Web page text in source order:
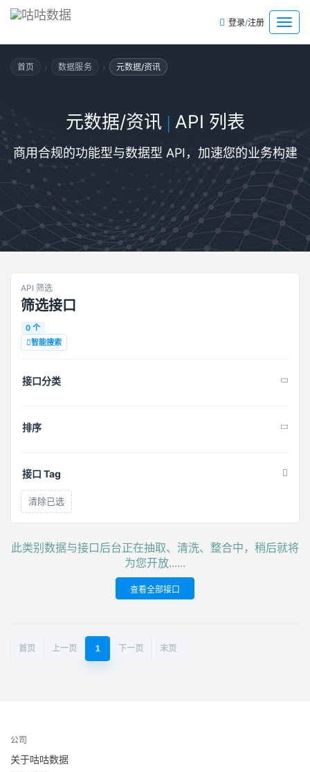
菜
单
登录/注册
首页 › 数据服务 › 元数据/资讯
元数据/资讯 | API 列表
商用合规的功能型与数据型 API，加速您的业务构建
API 筛选
筛选接口
0 个
智能搜索
接口分类
排序
接口 Tag
清除已选
此类别数据与接口后台正在抽取、清洗、整合中，稍后就将
为您开放......
查看全部接口
首页 上一页 1 下一页 末页
公司
关于咕咕数据